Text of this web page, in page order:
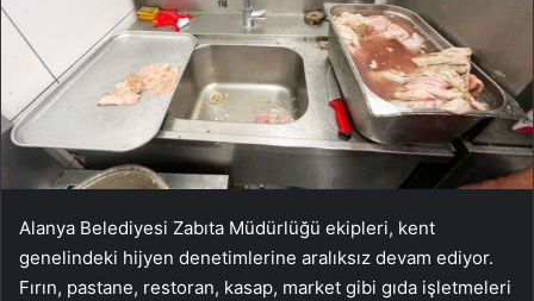
Alanya Belediyesi Zabıta Müdürlüğü ekipleri, kent
genelindeki hijyen denetimlerine aralıksız devam ediyor.
Fırın, pastane, restoran, kasap, market gibi gıda işletmeleri